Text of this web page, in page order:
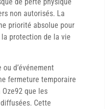
non autorisés. La
priorité absolue pour
protection de la vie
d’événement
fermeture temporaire
Oze92 que les
Cette